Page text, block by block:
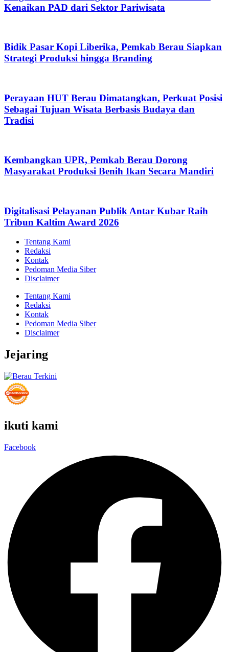
Kenaikan PAD dari Sektor Pariwisata
Bidik Pasar Kopi Liberika, Pemkab Berau Siapkan
Strategi Produksi hingga Branding
Perayaan HUT Berau Dimatangkan, Perkuat Posisi
Sebagai Tujuan Wisata Berbasis Budaya dan
Tradisi
Kembangkan UPR, Pemkab Berau Dorong
Masyarakat Produksi Benih Ikan Secara Mandiri
Digitalisasi Pelayanan Publik Antar Kubar Raih
Tribun Kaltim Award 2026
Tentang Kami
Redaksi
Kontak
Pedoman Media Siber
Disclaimer
Tentang Kami
Redaksi
Kontak
Pedoman Media Siber
Disclaimer
Jejaring
ikuti kami
Facebook